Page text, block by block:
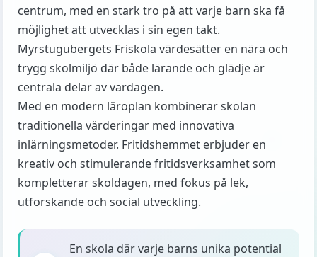
centrum, med en stark tro på att varje barn ska få
möjlighet att utvecklas i sin egen takt.
Myrstugubergets Friskola värdesätter en nära och
trygg skolmiljö där både lärande och glädje är
centrala delar av vardagen.
Med en modern läroplan kombinerar skolan
traditionella värderingar med innovativa
inlärningsmetoder. Fritidshemmet erbjuder en
kreativ och stimulerande fritidsverksamhet som
kompletterar skoldagen, med fokus på lek,
utforskande och social utveckling.
En skola där varje barns unika potential